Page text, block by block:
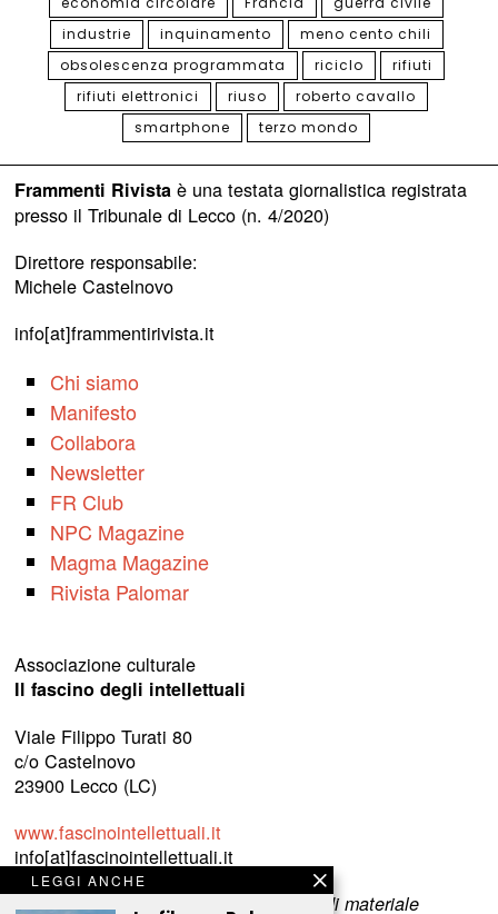
industrie
inquinamento
meno cento chili
obsolescenza programmata
riciclo
rifiuti
rifiuti elettronici
riuso
roberto cavallo
smartphone
terzo mondo
Frammenti Rivistaè una testata giornalistica registrata
presso il Tribunale di Lecco (n. 4/2020)
Direttore responsabile:
Michele Castelnovo
info[at]frammentirivista.it
Chi siamo
Manifesto
Collabora
Newsletter
FR Club
NPC Magazine
Magma Magazine
Rivista Palomar
Associazione culturale
Il fascino degli intellettuali
Viale Filippo Turati 80
c/o Castelnovo
23900 Lecco (LC)
www.fascinointellettuali.it
info[at]fascinointellettuali.it
Per segnalare eventuali errori nell’uso di materiale
LEGGI ANCHE